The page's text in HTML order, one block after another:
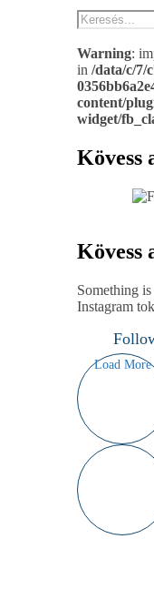
Warning:
in /data/c/7/
content/
widget/
Kövess
Kövess
Something
Instagram
Load More